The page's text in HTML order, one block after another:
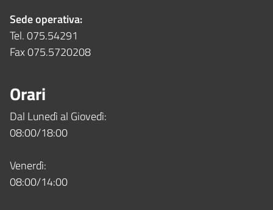
Sede operativa:
Tel. 075.54291
Fax 075.5720208
Orari
Dal Lunedì al Giovedì:
08:00/18:00
Venerdì:
08:00/14:00